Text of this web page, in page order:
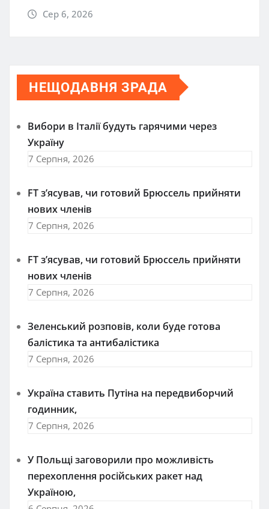
Сер 6, 2026
НЕЩОДАВНЯ ЗРАДА
Вибори в Італії будуть гарячими через
Україну
7 Серпня, 2026
FT зʼясував, чи готовий Брюссель прийняти
нових членів
7 Серпня, 2026
FT зʼясував, чи готовий Брюссель прийняти
нових членів
7 Серпня, 2026
Зеленський розповів, коли буде готова
балістика та антибалістика
7 Серпня, 2026
Україна ставить Путіна на передвиборчий
годинник,
7 Серпня, 2026
У Польщі заговорили про можливість
перехоплення російських ракет над
Україною,